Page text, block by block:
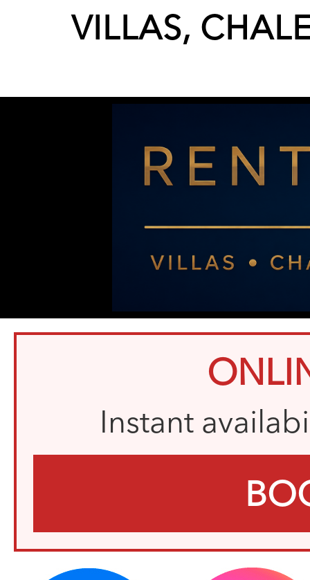
VILLAS,
Instant